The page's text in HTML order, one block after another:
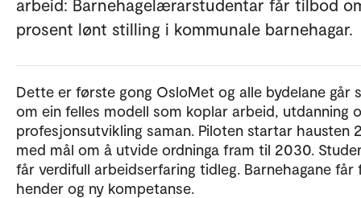
arbeid: Barnehagelærarstudentar får tilbod
prosent lønt stilling i kommunale barnehagar.
Dette er første gong OsloMet og alle bydelane går
om ein felles modell som koplar arbeid, utdanning
profesjonsutvikling saman. Piloten startar hausten
med mål om å utvide ordninga fram til 2030.
får verdifull arbeidserfaring tidleg. Barnehagane får
hender og ny kompetanse.